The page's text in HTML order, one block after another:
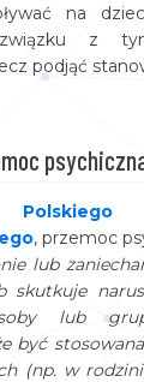
na
z
podjąć
, przemoc
lub
lub
być
(np. w